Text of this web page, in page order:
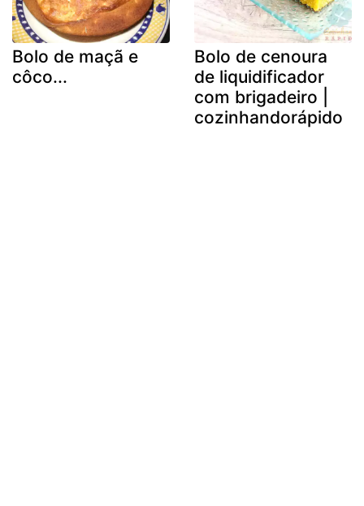
Bolo de maçã e
côco...
Bolo de cenoura
de liquidificador
com brigadeiro |
cozinhandorápido